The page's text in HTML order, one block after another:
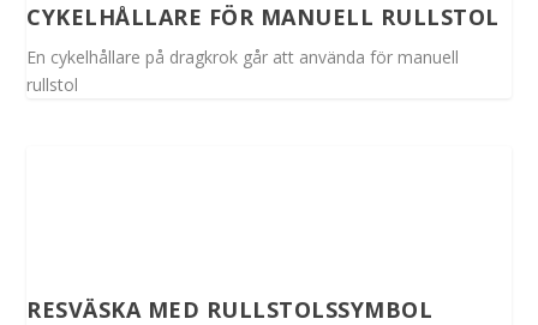
CYKELHÅLLARE FÖR MANUELL RULLSTOL
En cykelhållare på dragkrok går att använda för manuell
rullstol
RESVÄSKA MED RULLSTOLSSYMBOL